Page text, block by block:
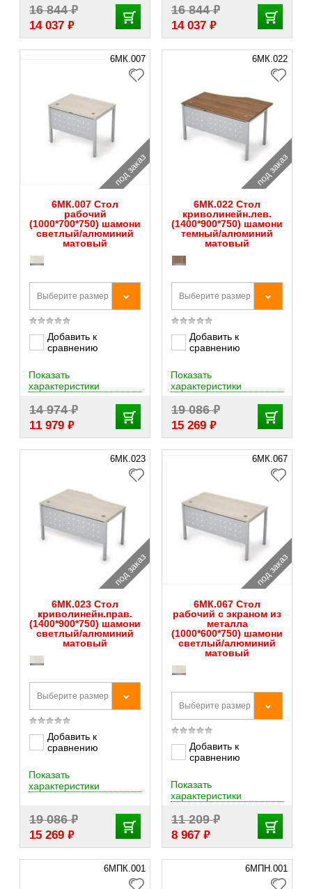
16 844₽
14 037 ₽
16 844₽
14 037 ₽
6МК.007
под заказ
6МК.007 Стол
рабочий
(1000*700*750) шамони
светлый/алюминий
матовый
Выберите размер
Добавить к
сравнению
14 974₽
11 979 ₽
Показать
характеристики
6МК.022
под заказ
6МК.022 Стол
криволинейн.лев.
(1400*900*750) шамони
темный/алюминий
матовый
Выберите размер
Добавить к
сравнению
19 086₽
15 269 ₽
Показать
характеристики
6МК.023
под заказ
6МК.023 Стол
криволинейн.прав.
(1400*900*750) шамони
светлый/алюминий
матовый
Выберите размер
Добавить к
сравнению
19 086₽
15 269 ₽
Показать
характеристики
6МК.067
под заказ
6МК.067 Стол
рабочий с экраном из
металла
(1000*600*750) шамони
светлый/алюминий
матовый
Выберите размер
Добавить к
сравнению
11 209₽
8 967 ₽
Показать
характеристики
6МПК.001 6МПН.001